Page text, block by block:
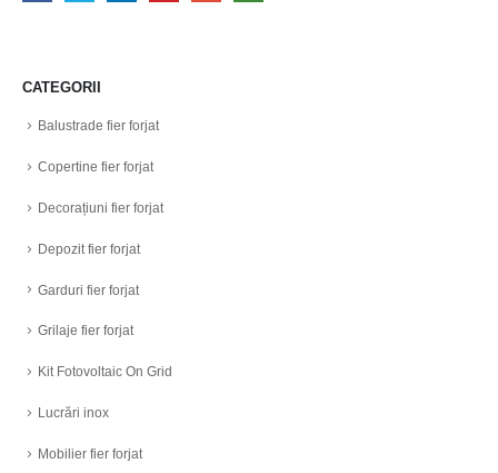
CATEGORII
Balustrade fier forjat
Copertine fier forjat
Decorațiuni fier forjat
Depozit fier forjat
Garduri fier forjat
Grilaje fier forjat
Kit Fotovoltaic On Grid
Lucrări inox
Mobilier fier forjat